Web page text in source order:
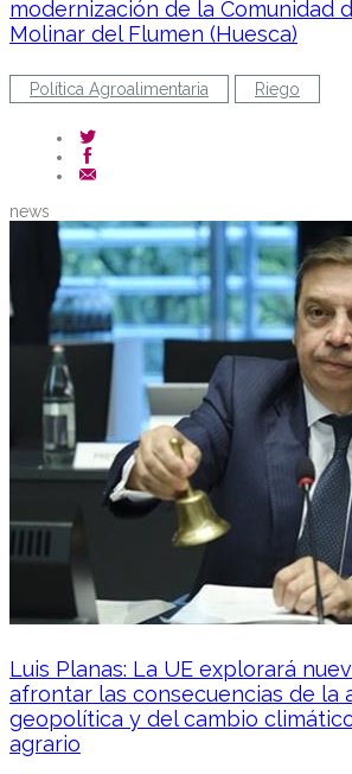
modernización de la Comunidad
Molinar del Flumen (Huesca)
Política Agroalimentaria Riego
news
Luis Planas: La UE explorará
afrontar las consecuencias de la
geopolítica y del cambio
agrario